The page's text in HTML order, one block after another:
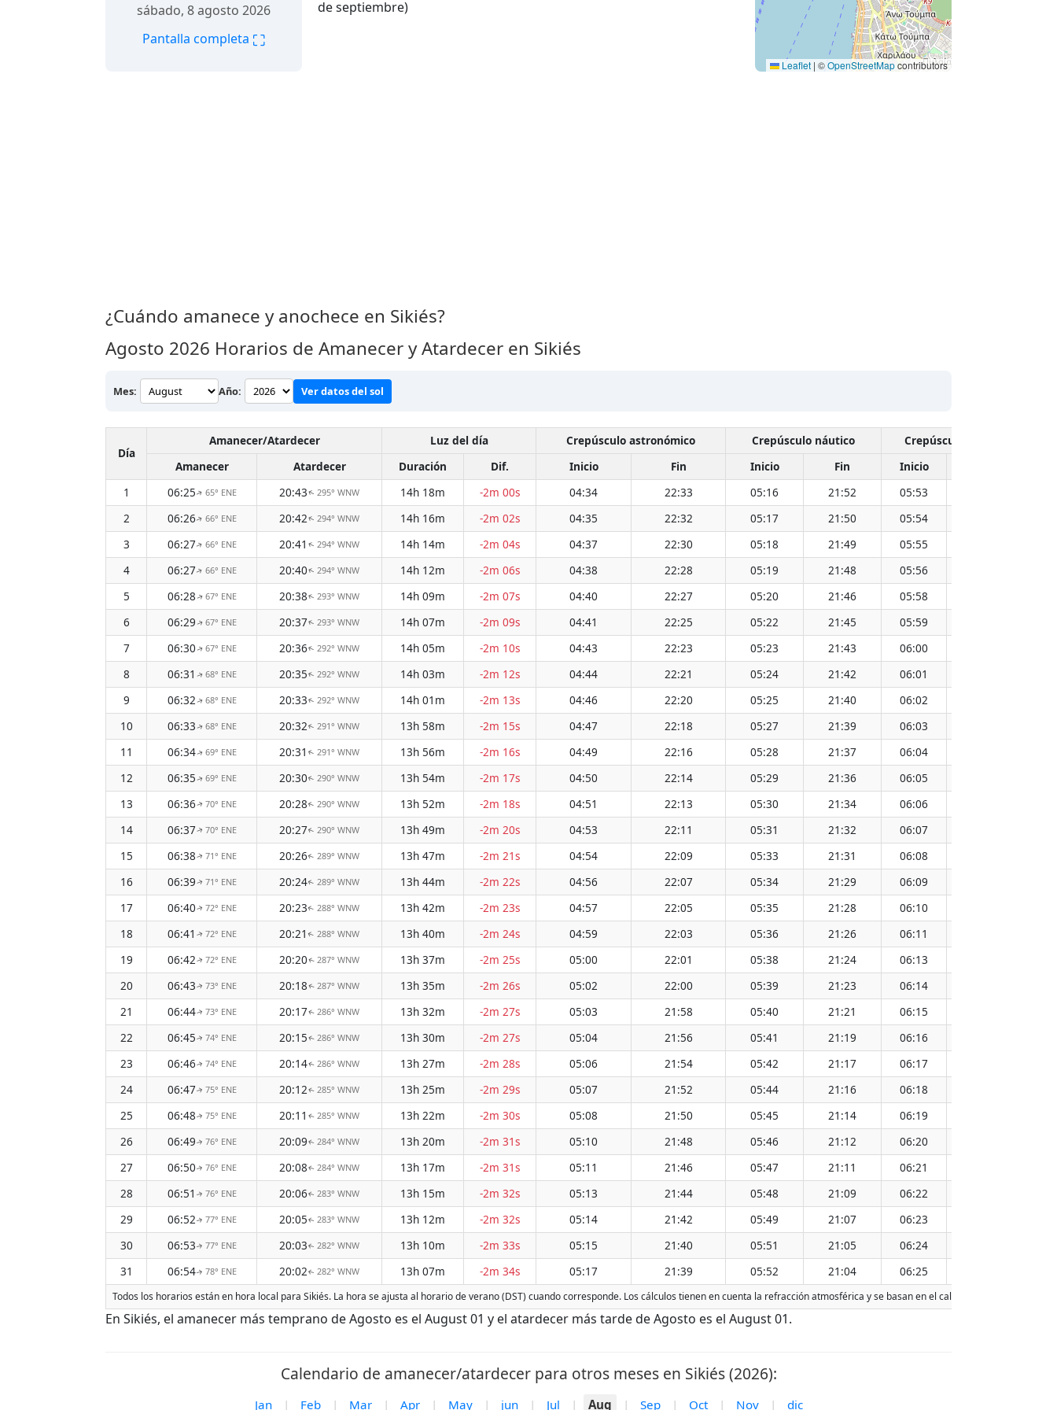
sábado, 8 agosto 2026
Pantalla completa ⛶
de septiembre)
Leaflet | ©OpenStreetMapcontributors
¿Cuándo amanece y anochece en Sikiés?
Agosto 2026 Horarios de Amanecer y Atardecer en Sikiés
Mes: Año: Ver datos del sol
Día
Amanecer/Atardecer Luz del día Crepúsculo astronómico Crepúsculo náutico
Crepúsculo civil
Amanecer
Atardecer Duración Dif. Inicio Fin Inicio Fin Inicio
1
06:25↑ 65° ENE 20:43↑295° WNW 14h 18m -2m 00s 04:34 22:33 05:16 21:52 05:53
2
06:26↑ 66° ENE 20:42↑294° WNW 14h 16m -2m 02s 04:35 22:32 05:17 21:50 05:54
3
06:27↑ 66° ENE 20:41 ↑294° WNW 14h 14m -2m 04s 04:37 22:30 05:18 21:49 05:55
4
06:27↑ 66° ENE 20:40↑294° WNW 14h 12m -2m 06s 04:38 22:28 05:19 21:48 05:56
5
06:28↑ 67° ENE 20:38↑293° WNW 14h 09m -2m 07s 04:40 22:27 05:20 21:46 05:58
6
06:29↑ 67° ENE 20:37↑293° WNW 14h 07m -2m 09s 04:41 22:25 05:22 21:45 05:59
7
06:30↑ 67° ENE 20:36↑ 292° WNW 14h 05m -2m 10s 04:43 22:23 05:23 21:43 06:00
8
06:31 ↑ 68° ENE 20:35↑ 292° WNW 14h 03m -2m 12s 04:44 22:21 05:24 21:42 06:01
9
06:32↑ 68° ENE 20:33↑ 292° WNW 14h 01m -2m 13s 04:46 22:20 05:25 21:40 06:02
10
06:33↑ 68° ENE 20:32↑ 291° WNW 13h 58m -2m 15s 04:47 22:18 05:27 21:39 06:03
11
06:34↑ 69° ENE 20:31 ↑ 291° WNW 13h 56m -2m 16s 04:49 22:16 05:28 21:37 06:04
12
06:35↑ 69° ENE 20:30↑ 290° WNW 13h 54m -2m 17s 04:50 22:14 05:29 21:36 06:05
13
06:36↑ 70° ENE 20:28↑ 290° WNW 13h 52m -2m 18s 04:51 22:13 05:30 21:34 06:06
14
06:37↑ 70° ENE 20:27↑ 290° WNW 13h 49m -2m 20s 04:53 22:11 05:31 21:32 06:07
15
06:38↑ 71° ENE 20:26↑ 289° WNW 13h 47m -2m 21s 04:54 22:09 05:33 21:31 06:08
16
06:39↑ 71° ENE 20:24↑ 289° WNW 13h 44m -2m 22s 04:56 22:07 05:34 21:29 06:09
17
06:40↑ 72° ENE 20:23↑ 288° WNW 13h 42m -2m 23s 04:57 22:05 05:35 21:28 06:10
18
06:41 ↑ 72° ENE 20:21 ↑ 288° WNW 13h 40m -2m 24s 04:59 22:03 05:36 21:26 06:11
19
06:42↑ 72° ENE 20:20↑ 287° WNW 13h 37m -2m 25s 05:00 22:01 05:38 21:24 06:13
20
06:43↑ 73° ENE 20:18↑ 287° WNW 13h 35m -2m 26s 05:02 22:00 05:39 21:23 06:14
21
06:44↑ 73° ENE 20:17↑ 286° WNW 13h 32m -2m 27s 05:03 21:58 05:40 21:21 06:15
22
06:45↑ 74° ENE 20:15↑ 286° WNW 13h 30m -2m 27s 05:04 21:56 05:41 21:19 06:16
23
06:46↑ 74° ENE 20:14↑ 286° WNW 13h 27m -2m 28s 05:06 21:54 05:42 21:17 06:17
24
06:47↑ 75° ENE 20:12↑ 285° WNW 13h 25m -2m 29s 05:07 21:52 05:44 21:16 06:18
25
06:48↑ 75° ENE 20:11 ↑ 285° WNW 13h 22m -2m 30s 05:08 21:50 05:45 21:14 06:19
26
06:49↑ 76° ENE 20:09↑ 284° WNW 13h 20m -2m 31s 05:10 21:48 05:46 21:12 06:20
27
06:50↑ 76° ENE 20:08↑ 284° WNW 13h 17m -2m 31s 05:11 21:46 05:47 21:11 06:21
28
06:51 ↑ 76° ENE 20:06↑ 283° WNW 13h 15m -2m 32s 05:13 21:44 05:48 21:09 06:22
29
06:52↑ 77° ENE 20:05↑ 283° WNW 13h 12m -2m 32s 05:14 21:42 05:49 21:07 06:23
30
06:53↑ 77° ENE 20:03↑ 282° WNW 13h 10m -2m 33s 05:15 21:40 05:51 21:05 06:24
31
06:54↑ 78° ENE 20:02↑ 282° WNW 13h 07m -2m 34s 05:17 21:39 05:52 21:04 06:25
Todos los horarios están en hora local para Sikiés. La hora se ajusta al horario de verano (DST) cuando corresponde. Los cálculos tienen en cuenta la refracción atmosférica y se basan en el calendario gregoriano.
En Sikiés, el amanecer más temprano de Agosto es el August 01 y el atardecer más tarde de Agosto es el August 01.
Calendario de amanecer/atardecer para otros meses en Sikiés (2026):
Jan | Feb | Mar | Apr | May | jun | Jul | Aug | Sep | Oct | Nov | dic